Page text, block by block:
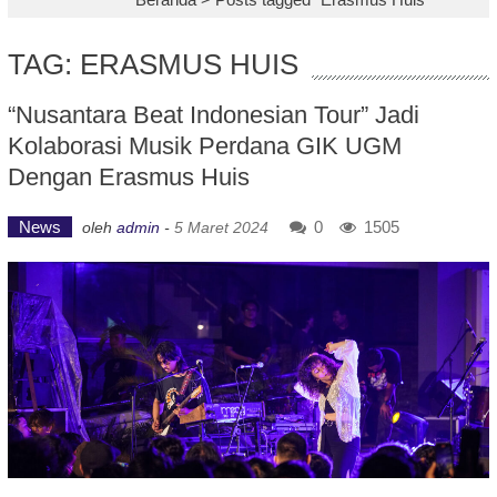
TAG: ERASMUS HUIS
“Nusantara Beat Indonesian Tour” Jadi
Kolaborasi Musik Perdana GIK UGM
Dengan Erasmus Huis
News oleh admin - 5 Maret 2024 0 1505